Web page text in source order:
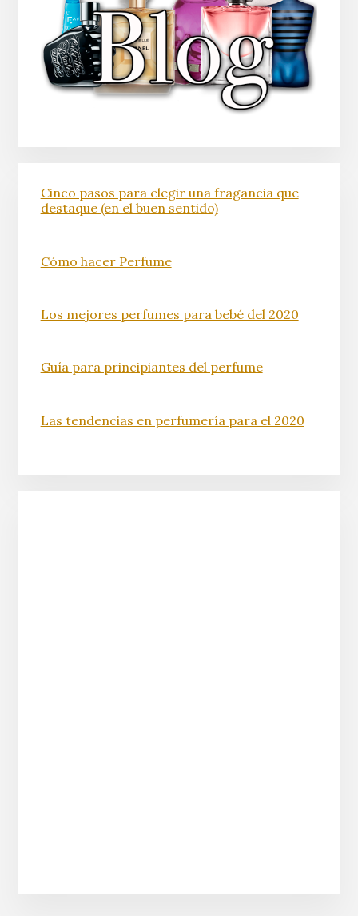
Cinco pasos para elegir una fragancia que
destaque (en el buen sentido)
Cómo hacer Perfume
Los mejores perfumes para bebé del 2020
Guía para principiantes del perfume
Las tendencias en perfumería para el 2020